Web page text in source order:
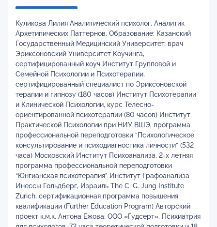
Куликова Лилия Аналитический психолог, Аналитик
Архетипических Паттернов. Образование: Казанский
Государственный Медицинский Университет, врач
Эриксоновский Университет Коучинга,
сертифицированный коуч Институт Групповой и
Семейной Психологии и Психотерапии,
сертифицированный специалист по Эриксоновской
терапии и гипнозу (180 часов) Институт Психотерапии
и Клинической Психологии, курс Телесно-
ориентированной психотерапии (80 часов) Институт
Практической Психологии при НИУ ВШЭ, программа
профессиональной переподготовки “Психологическое
консультирование и психодиагностика личности” (532
часа) Московский Институт Психоанализа, 2-х летняя
программа профессиональной переподготовки
“Юнгианская психотерапия” Институт Графоанализа
Инессы Гольдберг, Израиль The C. G. Jung Institute
Zurich, сертификационная программа повышения
квалификации (Further Education Program) Авторский
проект к.м.к. Антона Ежова, ООО «Гудсерт», Психиатрия